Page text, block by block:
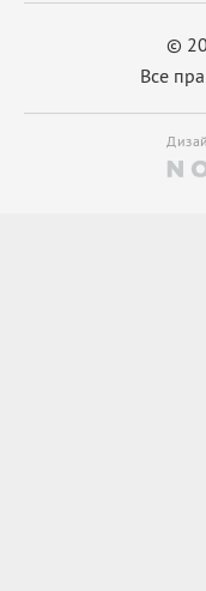
©
Все